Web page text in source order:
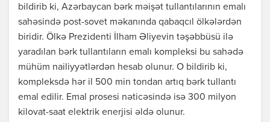
bildirib ki, Azərbaycan bərk məişət tullantılarının emalı
sahəsində post-sovet məkanında qabaqcıl ölkələrdən
biridir. Ölkə Prezidenti İlham Əliyevin təşəbbüsü ilə
yaradılan bərk tullantıların emalı kompleksi bu sahədə
mühüm nailiyyətlərdən hesab olunur. O bildirib ki,
kompleksdə hər il 500 min tondan artıq bərk tullantı
emal edilir. Emal prosesi nəticəsində isə 300 milyon
kilovat-saat elektrik enerjisi əldə olunur.